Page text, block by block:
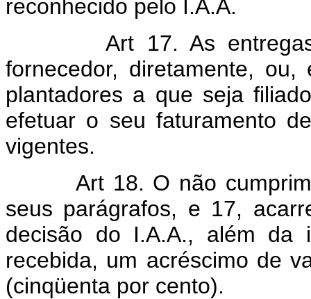
reconhecido pelo I.A.A.
Art 17. As
fornecedor, diretamente,
plantadores a que seja
efetuar o seu faturamento
vigentes.
Art 18. O não
seus parágrafos, e 17,
decisão do I.A.A., além da
recebida, um acréscimo de
(cinqüenta por cento).